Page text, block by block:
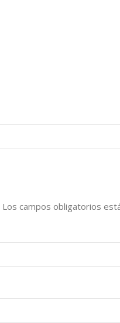
Los campos obligatorios